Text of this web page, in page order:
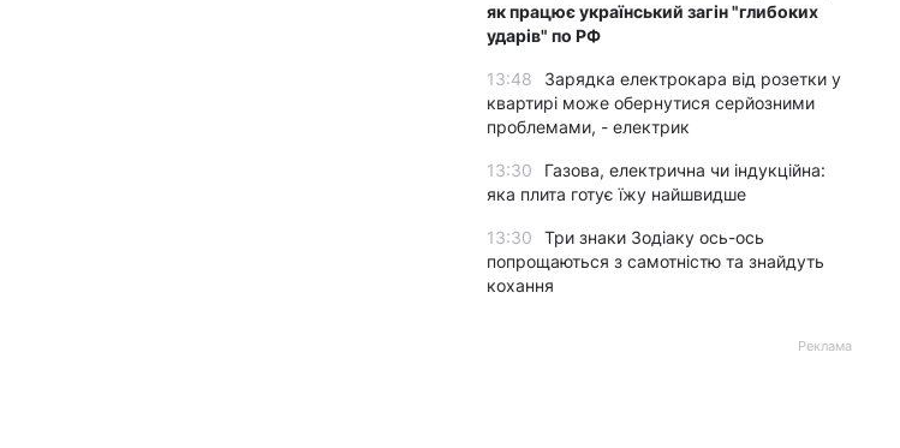
як працює український загін "глибоких
ударів" по РФ
13:48
Зарядка електрокара від розетки у
квартирі може обернутися серйозними
проблемами, - електрик
13:30
Газова, електрична чи індукційна:
яка плита готує їжу найшвидше
13:30
Три знаки Зодіаку ось-ось
попрощаються з самотністю та знайдуть
кохання
Реклама